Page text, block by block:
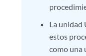
La unidad
estos
como una